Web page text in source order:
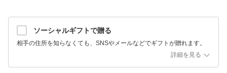
ソーシャルギフトで贈る
相手の住所を知らなくても、SNSやメールなどでギフトが贈れます。
詳細を見る